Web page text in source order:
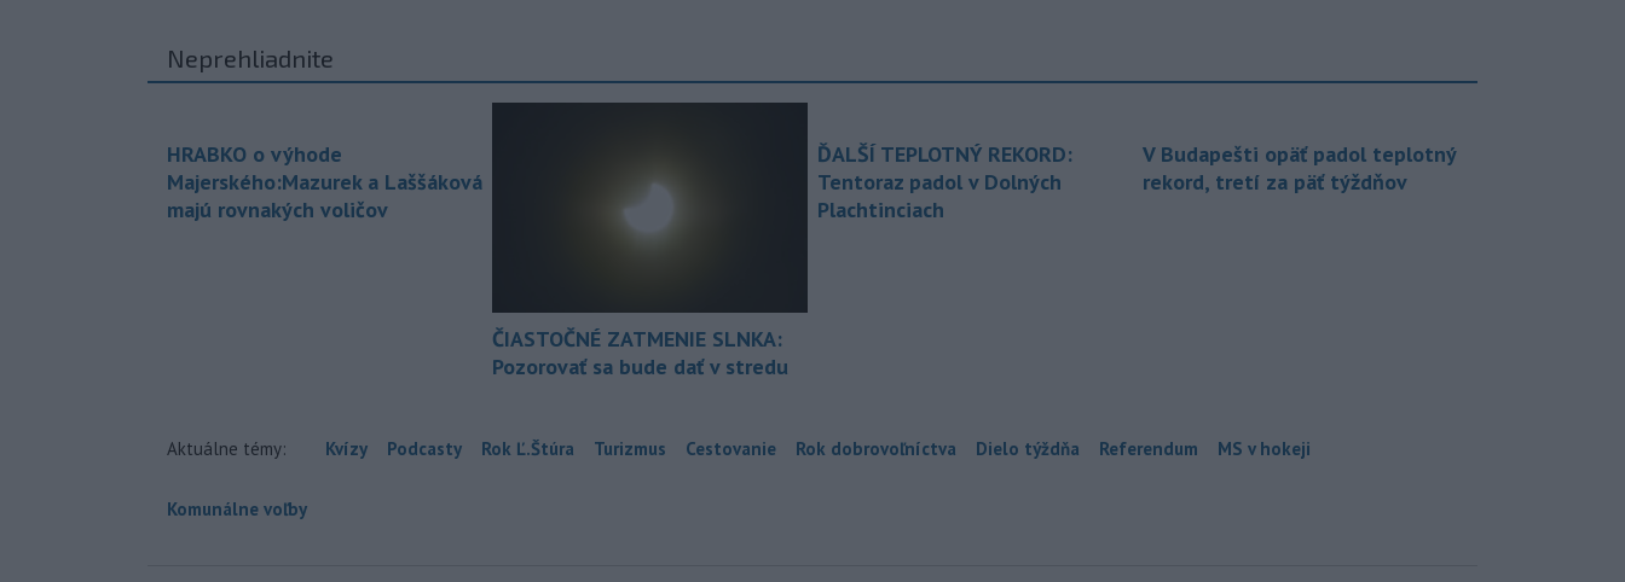
Neprehliadnite
HRABKO o výhode
Majerského:Mazurek a Laššáková
majú rovnakých voličov
ČIASTOČNÉ ZATMENIE SLNKA:
Pozorovať sa bude dať v stredu
ĎALŠÍ TEPLOTNÝ REKORD:
Tentoraz padol v Dolných
Plachtinciach
V Budapešti opäť padol teplotný
rekord, tretí za päť týždňov
Aktuálne témy: Kvízy Podcasty Rok Ľ.Štúra Turizmus Cestovanie Rok dobrovoľníctva Dielo týždňa Referendum MS v hokeji
Komunálne voľby